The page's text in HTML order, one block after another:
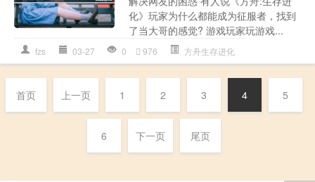
化》玩家为什么都能成为征服者，找到
了当大哥的感觉? 游戏玩家玩游戏...
fzs 03-27 0 976 方舟生存进化
首页 上一页 1 2 3 4 5
6 下一页 尾页